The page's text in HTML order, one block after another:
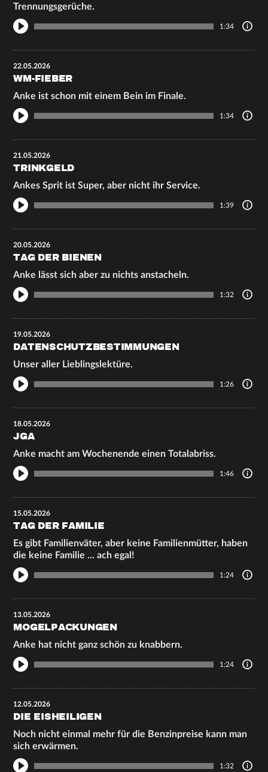
Trennungsgerüche.
1:34
22.05.2026
WM-FIEBER
Anke ist schon mit einem Bein im Finale.
1:34
21.05.2026
TRINKGELD
Ankes Sprit ist Super, aber nicht ihr Service.
1:39
20.05.2026
TAG DER BIENEN
Anke lässt sich aber zu nichts anstacheln.
1:32
19.05.2026
DATENSCHUTZBESTIMMUNGEN
Unser aller Lieblingslektüre.
1:26
18.05.2026
JGA
Anke macht am Wochenende einen Totalabriss.
1:46
15.05.2026
TAG DER FAMILIE
Es gibt Familienväter, aber keine Familienmütter, haben
die keine Familie ... ach egal!
1:24
13.05.2026
MOGELPACKUNGEN
Anke hat nicht ganz schön zu knabbern.
1:24
12.05.2026
DIE EISHEILIGEN
Noch nicht einmal mehr für die Benzinpreise kann man
sich erwärmen.
1:32